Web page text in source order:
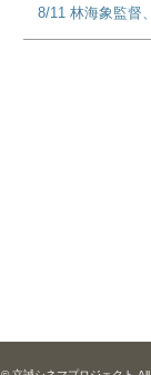
8/11 林海象監督